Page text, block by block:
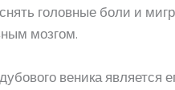
головные боли и
мозгом.
веника является